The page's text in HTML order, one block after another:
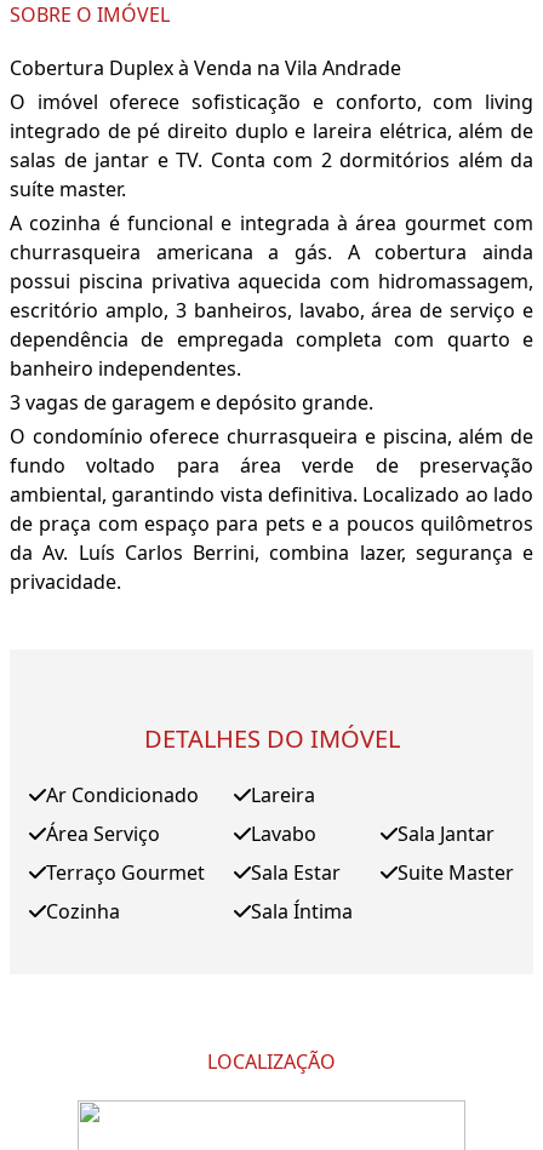
SOBRE O IMÓVEL
Cobertura Duplex à Venda na Vila Andrade
O imóvel oferece sofisticação e conforto, com living
integrado de pé direito duplo e lareira elétrica, além de
salas de jantar e TV. Conta com 2 dormitórios além da
suíte master.
A cozinha é funcional e integrada à área gourmet com
churrasqueira americana a gás. A cobertura ainda
possui piscina privativa aquecida com hidromassagem,
escritório amplo, 3 banheiros, lavabo, área de serviço e
dependência de empregada completa com quarto e
banheiro independentes.
3 vagas de garagem e depósito grande.
O condomínio oferece churrasqueira e piscina, além de
fundo voltado para área verde de preservação
ambiental, garantindo vista definitiva. Localizado ao lado
de praça com espaço para pets e a poucos quilômetros
da Av. Luís Carlos Berrini, combina lazer, segurança e
privacidade.
DETALHES DO IMÓVEL
Ar Condicionado
Área Serviço
Terraço Gourmet
Cozinha
Lareira
Lavabo
Sala Estar
Sala Íntima
Sala Jantar
Suite Master
LOCALIZAÇÃO